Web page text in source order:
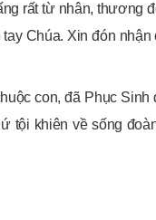
rất từ nhân, thương
Chúa. Xin đón nhận
con, đã Phục Sinh
tội khiên về sống